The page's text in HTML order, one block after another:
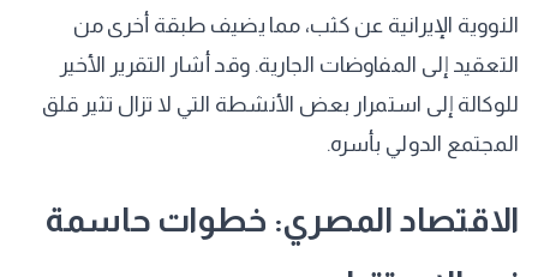
النووية الإيرانية عن كثب، مما يضيف طبقة أخرى من
التعقيد إلى المفاوضات الجارية. وقد أشار التقرير الأخير
للوكالة إلى استمرار بعض الأنشطة التي لا تزال تثير قلق
المجتمع الدولي بأسره.
الاقتصاد المصري: خطوات حاسمة